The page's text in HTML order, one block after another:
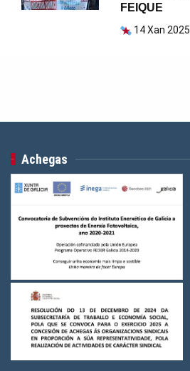
FEIQUE
14 Xan 2025
Achegas